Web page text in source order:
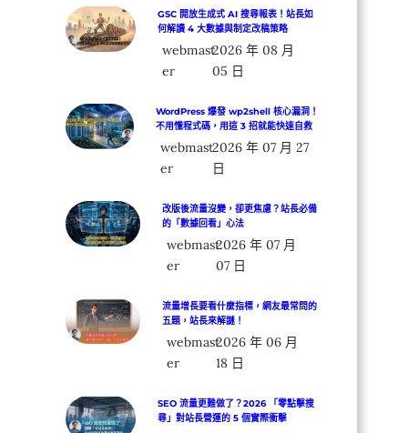
GSC 開放生成式 AI 搜尋報表！站長如
何解讀 4 大數據與制定改稿策略
webmast
er
2026 年 08 月
05 日
WordPress 爆發 wp2shell 核心漏洞！
不用懂程式碼，用這 3 招就能快速自救
webmast
er
2026 年 07 月 27
日
改版後流量沒變，卻更焦慮？站長必備
的「數據回看」心法
webmast
er
2026 年 07 月
07 日
流量增長要看什麼指標，網友最常問的
五題，站長來解謎！
webmast
er
2026 年 06 月
18 日
SEO 流量更難做了？2026 「零點擊搜
尋」對站長營運的 5 個實際衝擊